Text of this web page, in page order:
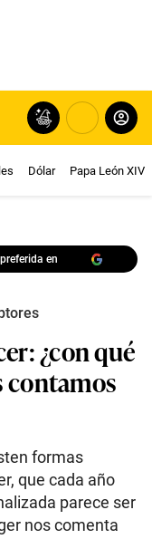
Dólar Papa León XIV
en
¿con qué
contamos
formas
que cada año
parece ser
nos comenta